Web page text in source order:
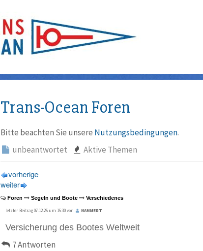
Trans-Ocean Foren
Bitte beachten Sie unsere Nutzungsbedingungen.
unbeantwortet
Aktive Themen
vorherige
weiter
Foren Segeln und Boote Verschiedenes
letzter Beitrag 07.12.25 um 15:30 von NAMMERT
Versicherung des Bootes Weltweit
7 Antworten